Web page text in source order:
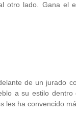
lado. Gana el
de un jurado
a su estilo
les ha convencido